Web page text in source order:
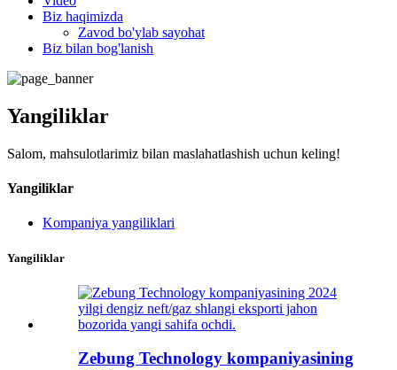
Biz haqimizda
Zavod bo'ylab sayohat
Biz bilan bog'lanish
Yangiliklar
Salom, mahsulotlarimiz bilan maslahatlashish uchun keling!
Yangiliklar
Kompaniya yangiliklari
Yangiliklar
Zebung Technology kompaniyasining